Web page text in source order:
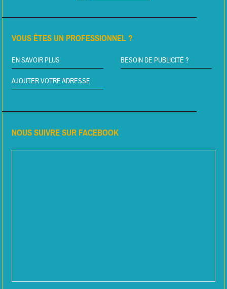
VOUS ÊTES UN PROFESSIONNEL ?
EN SAVOIR PLUS BESOIN DE PUBLICITÉ ?
AJOUTER VOTRE ADRESSE
NOUS SUIVRE SUR FACEBOOK